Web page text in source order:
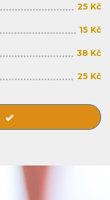
25 Kč
15 Kč
38 Kč
25 Kč